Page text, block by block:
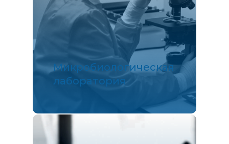
Микробиологическая
лаборатория